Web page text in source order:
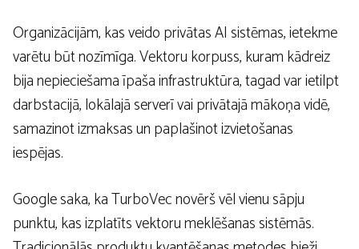
Organizācijām, kas veido privātas AI sistēmas, ietekme
varētu būt nozīmīga. Vektoru korpuss, kuram kādreiz
bija nepieciešama īpaša infrastruktūra, tagad var ietilpt
darbstacijā, lokālajā serverī vai privātajā mākoņa vidē,
samazinot izmaksas un paplašinot izvietošanas
iespējas.
Google saka, ka TurboVec novērš vēl vienu sāpju
punktu, kas izplatīts vektoru meklēšanas sistēmās.